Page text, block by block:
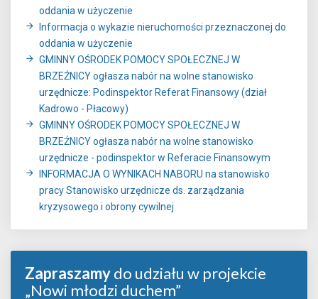
oddania w użyczenie
Informacja o wykazie nieruchomości przeznaczonej do
oddania w użyczenie
GMINNY OŚRODEK POMOCY SPOŁECZNEJ W
BRZEŹNICY ogłasza nabór na wolne stanowisko
urzędnicze: Podinspektor Referat Finansowy (dział
Kadrowo - Płacowy)
GMINNY OŚRODEK POMOCY SPOŁECZNEJ W
BRZEŹNICY ogłasza nabór na wolne stanowisko
urzędnicze - podinspektor w Referacie Finansowym
INFORMACJA O WYNIKACH NABORU na stanowisko
pracy Stanowisko urzędnicze ds. zarządzania
kryzysowego i obrony cywilnej
Zapraszamydo udziału w projekcie
„Nowi młodzi duchem”